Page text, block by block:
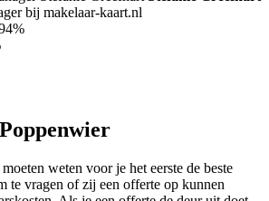
bij makelaar-kaart.nl
weten voor je het eerste de beste
te vragen of zij een offerte op kunnen